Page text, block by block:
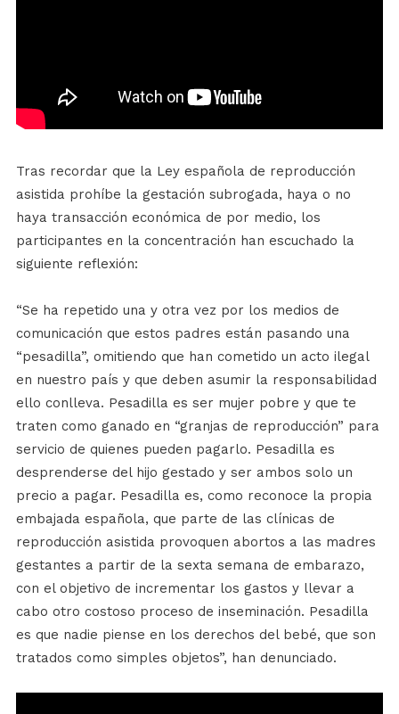
Tras recordar que la Ley española de reproducción
asistida prohíbe la gestación subrogada, haya o no
haya transacción económica de por medio, los
participantes en la concentración han escuchado la
siguiente reflexión:
“Se ha repetido una y otra vez por los medios de
comunicación que estos padres están pasando una
“pesadilla”, omitiendo que han cometido un acto ilegal
en nuestro país y que deben asumir la responsabilidad
ello conlleva. Pesadilla es ser mujer pobre y que te
traten como ganado en “granjas de reproducción” para
servicio de quienes pueden pagarlo. Pesadilla es
desprenderse del hijo gestado y ser ambos solo un
precio a pagar. Pesadilla es, como reconoce la propia
embajada española, que parte de las clínicas de
reproducción asistida provoquen abortos a las madres
gestantes a partir de la sexta semana de embarazo,
con el objetivo de incrementar los gastos y llevar a
cabo otro costoso proceso de inseminación. Pesadilla
es que nadie piense en los derechos del bebé, que son
tratados como simples objetos”, han denunciado.